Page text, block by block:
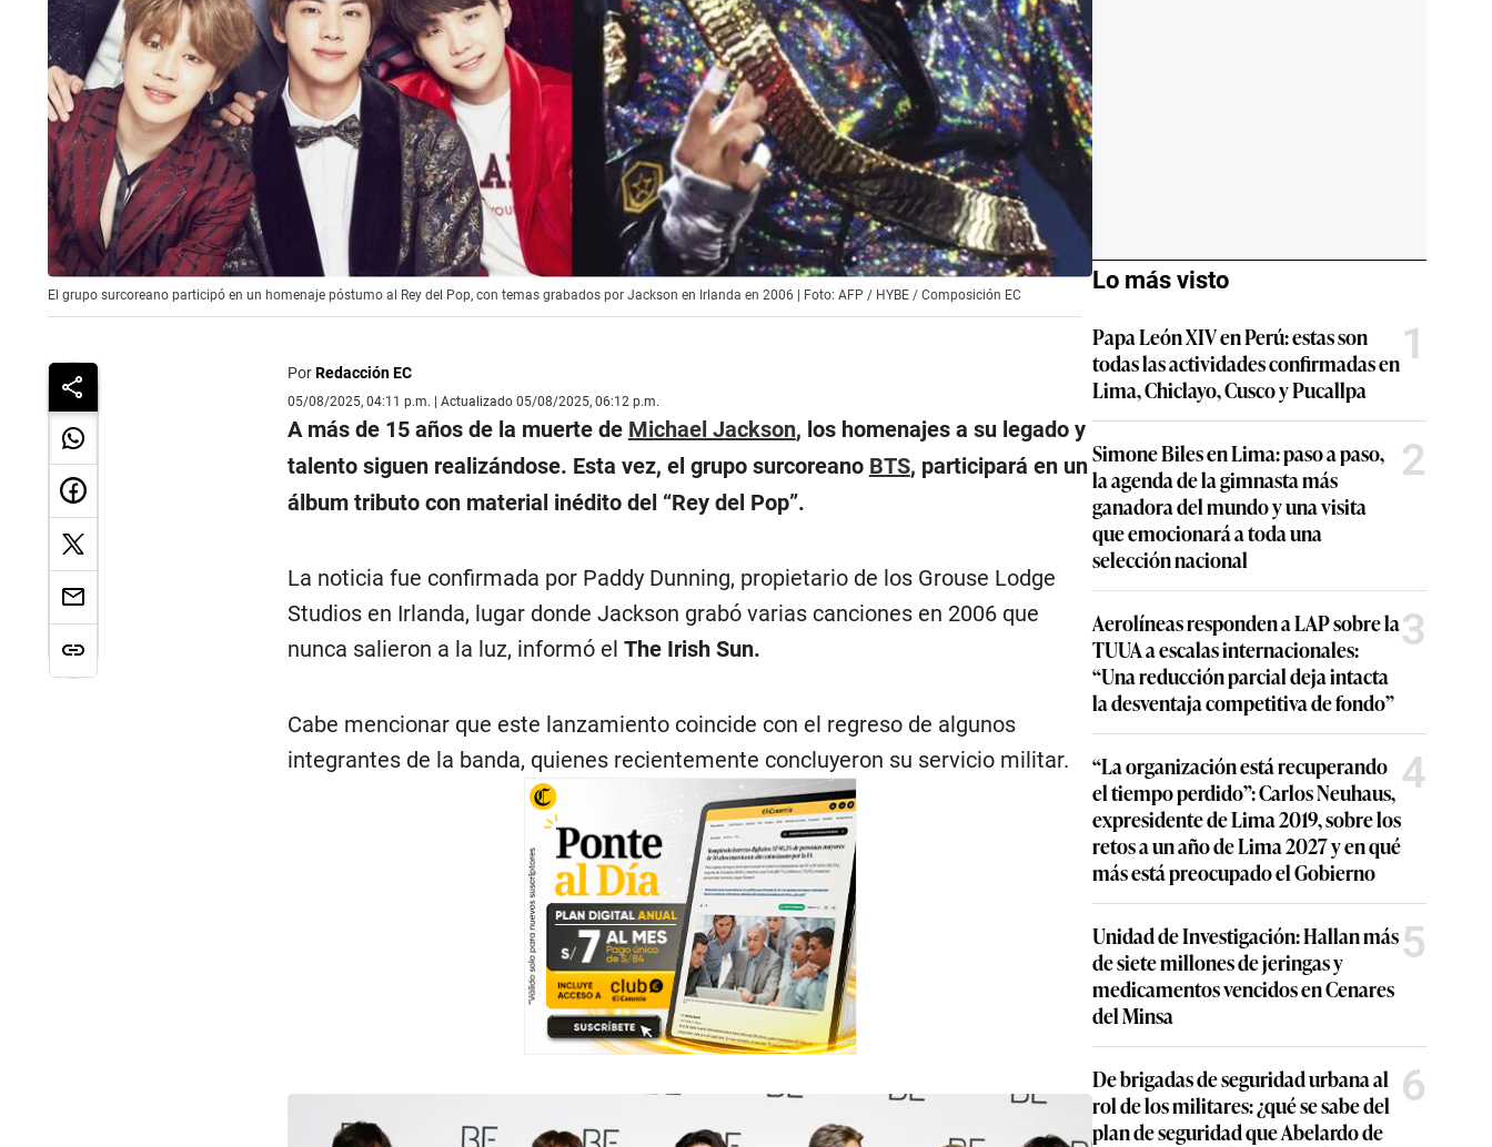
El grupo surcoreano participó en un homenaje póstumo al Rey del Pop, con temas grabados por Jackson en Irlanda en 2006 | Foto: AFP / HYBE / Composición EC
PorRedacción EC
05/08/2025, 04:11 p.m. | Actualizado 05/08/2025, 06:12 p.m.
A más de 15 años de la muerte de Michael Jackson, los homenajes a su legado y
talento siguen realizándose. Esta vez, el grupo surcoreano BTS, participará en un
álbum tributo con material inédito del “Rey del Pop”.
La noticia fue confirmada por Paddy Dunning, propietario de los Grouse Lodge
Studios en Irlanda, lugar donde Jackson grabó varias canciones en 2006 que
nunca salieron a la luz, informó el The Irish Sun.
Cabe mencionar que este lanzamiento coincide con el regreso de algunos
integrantes de la banda, quienes recientemente concluyeron su servicio militar.
Lo más visto
Papa León XIV en Perú: estas son
todas las actividades confirmadas en
Lima, Chiclayo, Cusco y Pucallpa
1
Simone Biles en Lima: paso a paso,
la agenda de la gimnasta más
ganadora del mundo y una visita
que emocionará a toda una
selección nacional
2
Aerolíneas responden a LAP sobre la
TUUA a escalas internacionales:
“Una reducción parcial deja intacta
la desventaja competitiva de fondo”
3
“La organización está recuperando
el tiempo perdido”: Carlos Neuhaus,
expresidente de Lima 2019, sobre los
retos a un año de Lima 2027 y en qué
más está preocupado el Gobierno
4
Unidad de Investigación: Hallan más
de siete millones de jeringas y
medicamentos vencidos en Cenares
del Minsa
5
De brigadas de seguridad urbana al
rol de los militares: ¿qué se sabe del
plan de seguridad que Abelardo de
6